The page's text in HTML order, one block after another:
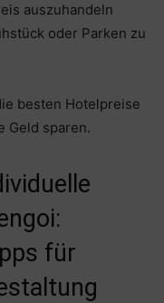
auszuhandeln
oder Parken zu
besten Hotelpreise
Geld sparen.
für